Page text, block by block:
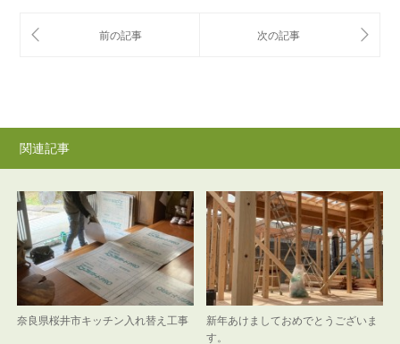
関連記事
奈良県桜井市キッチン入れ替え工事
新年あけましておめでとうございま
す。